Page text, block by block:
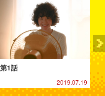
第1話
2019.07.19